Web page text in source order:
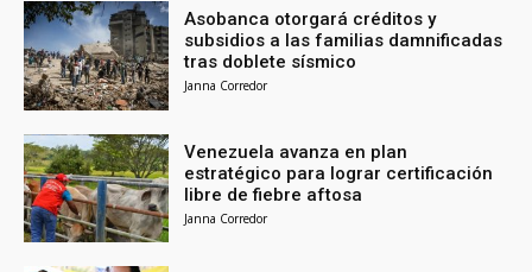
Asobanca otorgará créditos y
subsidios a las familias damnificadas
tras doblete sísmico
Janna Corredor
Venezuela avanza en plan
estratégico para lograr certificación
libre de fiebre aftosa
Janna Corredor